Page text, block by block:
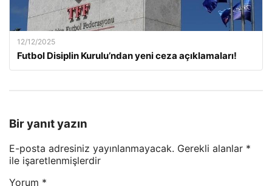
12/12/2025
Futbol Disiplin Kurulu’ndan yeni ceza açıklamaları!
Bir yanıt yazın
E-posta adresiniz yayınlanmayacak. Gerekli alanlar *
ile işaretlenmişlerdir
Yorum *